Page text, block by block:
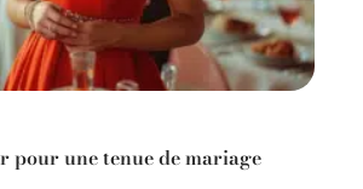
pour une tenue de mariage